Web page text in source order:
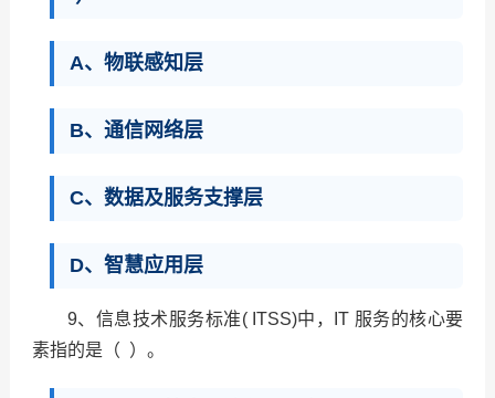
A、物联感知层
B、通信网络层
C、数据及服务支撑层
D、智慧应用层
9、信息技术服务标准( ITSS)中，IT 服务的核心要
素指的是（ ）。